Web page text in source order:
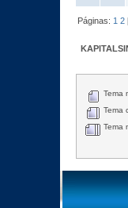
Páginas: 1 2
Tema
Tema
Tema